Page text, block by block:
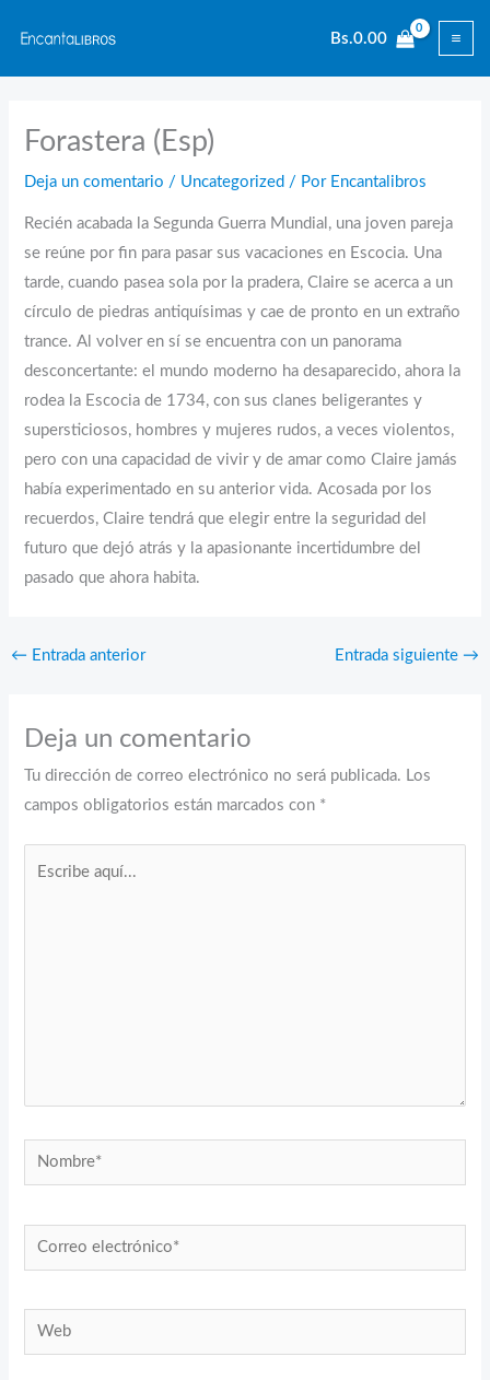
contenido
Bs.0.00
Forastera (Esp)
Deja un comentario / Uncategorized / Por Encantalibros
Recién acabada la Segunda Guerra Mundial, una joven pareja
se reúne por fin para pasar sus vacaciones en Escocia. Una
tarde, cuando pasea sola por la pradera, Claire se acerca a un
círculo de piedras antiquísimas y cae de pronto en un extraño
trance. Al volver en sí se encuentra con un panorama
desconcertante: el mundo moderno ha desaparecido, ahora la
rodea la Escocia de 1734, con sus clanes beligerantes y
supersticiosos, hombres y mujeres rudos, a veces violentos,
pero con una capacidad de vivir y de amar como Claire jamás
había experimentado en su anterior vida. Acosada por los
recuerdos, Claire tendrá que elegir entre la seguridad del
futuro que dejó atrás y la apasionante incertidumbre del
pasado que ahora habita.
← Entrada anterior Entrada siguiente →
Deja un comentario
Tu dirección de correo electrónico no será publicada. Los
campos obligatorios están marcados con *
Nombre*
Correo
electrónico*
Web